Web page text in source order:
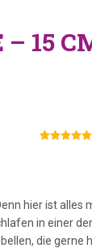
– 15
hier ist alles
in einer
die gerne